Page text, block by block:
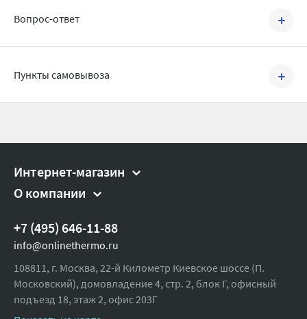
Ширина (упак), см:
Вес брутто, гр:
Вопрос-ответ
Пункты самовывоза
Интернет-магазин
О компании
+7 (495) 646-11-88
info@onlinethermo.ru
108811, г. Москва, 22-й Километр Киевское шоссе (П.
Московский), домовладение 4, стр. 2, блок Г, офисный
подъезд 18, этаж 2, офис 203Г